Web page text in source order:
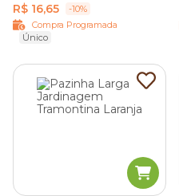
R$ 16,65
-10%
Compra Programada
Único